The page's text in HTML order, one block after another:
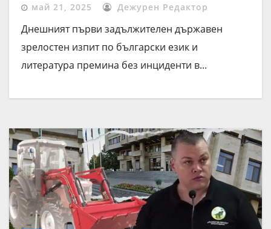
май 21, 2025 Дежурен Редактор
Днешният първи задължителен държавен
зрелостен изпит по български език и
литература премина без инциденти в...